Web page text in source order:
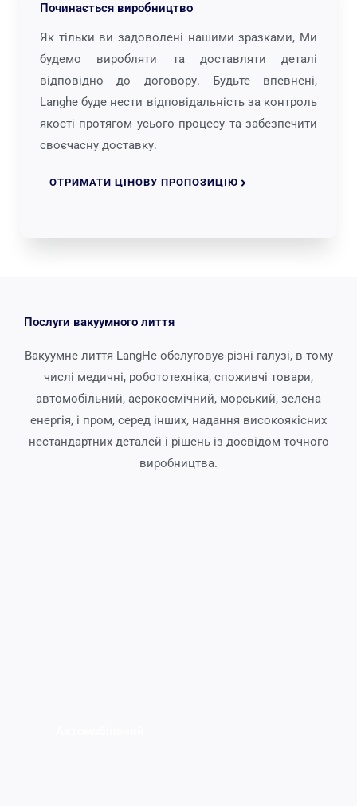
Починається виробництво
Як тільки ви задоволені нашими зразками, Ми
будемо виробляти та доставляти деталі
відповідно до договору. Будьте впевнені,
Langhe буде нести відповідальність за контроль
якості протягом усього процесу та забезпечити
своєчасну доставку.
ОТРИМАТИ ЦІНОВУ ПРОПОЗИЦІЮ
Послуги вакуумного лиття
Вакуумне лиття LangHe обслуговує різні галузі, в тому
числі медичні, робототехніка, споживчі товари,
автомобільний, аерокосмічний, морський, зелена
енергія, і пром, серед інших, надання високоякісних
нестандартних деталей і рішень із досвідом точного
виробництва.